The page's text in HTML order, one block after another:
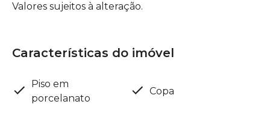
Valores sujeitos à alteração.
Características do imóvel
Piso em
porcelanato
Copa